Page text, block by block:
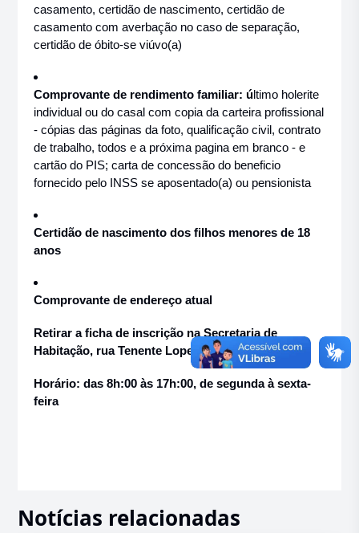
casamento, certidão de nascimento, certidão de
casamento com averbação no caso de separação,
certidão de óbito-se viúvo(a)
Comprovante de rendimento familiar: último holerite
individual ou do casal com copia da carteira profissional
- cópias das páginas da foto, qualificação civil, contrato
de trabalho, todos e a próxima pagina em branco - e
cartão do PIS; carta de concessão do beneficio
fornecido pelo INSS se aposentado(a) ou pensionista
Certidão de nascimento dos filhos menores de 18
anos
Comprovante de endereço atual
Retirar a ficha de inscrição na Secretaria de
Habitação, rua Tenente Lopes, 757, Centro, Jahu
Horário: das 8h:00 às 17h:00, de segunda à sexta-
feira
Notícias relacionadas